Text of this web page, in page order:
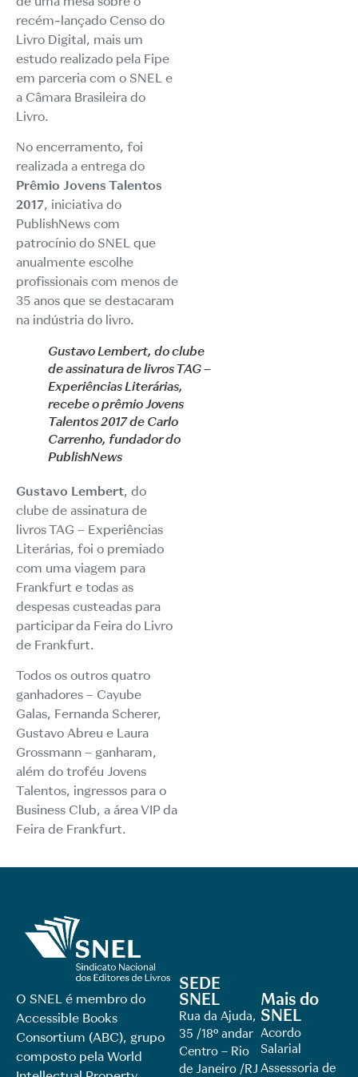
recém-lançado Censo do
Livro Digital, mais um
estudo realizado pela Fipe
em parceria com o SNEL e
a Câmara Brasileira do
Livro.
No encerramento, foi
realizada a entrega do
Prêmio Jovens Talentos
2017, iniciativa do
PublishNews com
patrocínio do SNEL que
anualmente escolhe
profissionais com menos de
35 anos que se destacaram
na indústria do livro.
Gustavo Lembert, do clube
de assinatura de livros TAG –
Experiências Literárias,
recebe o prêmio Jovens
Talentos 2017 de Carlo
Carrenho, fundador do
PublishNews
Gustavo Lembert, do
clube de assinatura de
livros TAG – Experiências
Literárias, foi o premiado
com uma viagem para
Frankfurt e todas as
despesas custeadas para
participar da Feira do Livro
de Frankfurt.
Todos os outros quatro
ganhadores – Cayube
Galas, Fernanda Scherer,
Gustavo Abreu e Laura
Grossmann – ganharam,
além do troféu Jovens
Talentos, ingressos para o
Business Club, a área VIP da
Feira de Frankfurt.
O SNEL é membro do
Accessible Books
Consortium (ABC), grupo
composto pela World
SEDE
SNEL
Rua da Ajuda,
35 /18º andar
Centro – Rio
de Janeiro /RJ
Mais do
SNEL
Acordo
Salarial
Assessoria de